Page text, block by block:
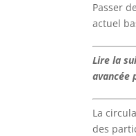
Passer
actuel
Lire la
avancée
La
des